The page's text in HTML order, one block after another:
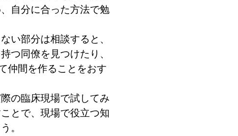
自分に合った方法で勉
い部分は相談すると、
つ同僚を見つけたり、
仲間を作ることをおす
の臨床現場で試してみ
とで、現場で役立つ知
。